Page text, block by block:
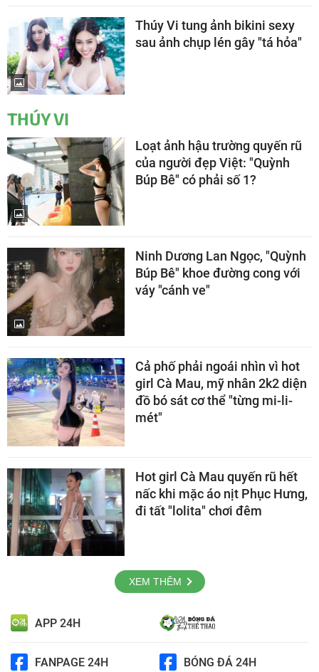
Thúy Vi tung ảnh bikini sexy
sau ảnh chụp lén gây "tá hỏa"
THÚY VI
Loạt ảnh hậu trường quyến rũ
của người đẹp Việt: "Quỳnh
Búp Bê" có phải số 1?
Ninh Dương Lan Ngọc, "Quỳnh
Búp Bê" khoe đường cong với
váy "cánh ve"
Cả phố phải ngoái nhìn vì hot
girl Cà Mau, mỹ nhân 2k2 diện
đồ bó sát cơ thể "từng mi-li-
mét"
Hot girl Cà Mau quyến rũ hết
nấc khi mặc áo nịt Phục Hưng,
đi tất "lolita" chơi đêm
XEM THÊM
APP 24H
FANPAGE 24H BÓNG ĐÁ 24H